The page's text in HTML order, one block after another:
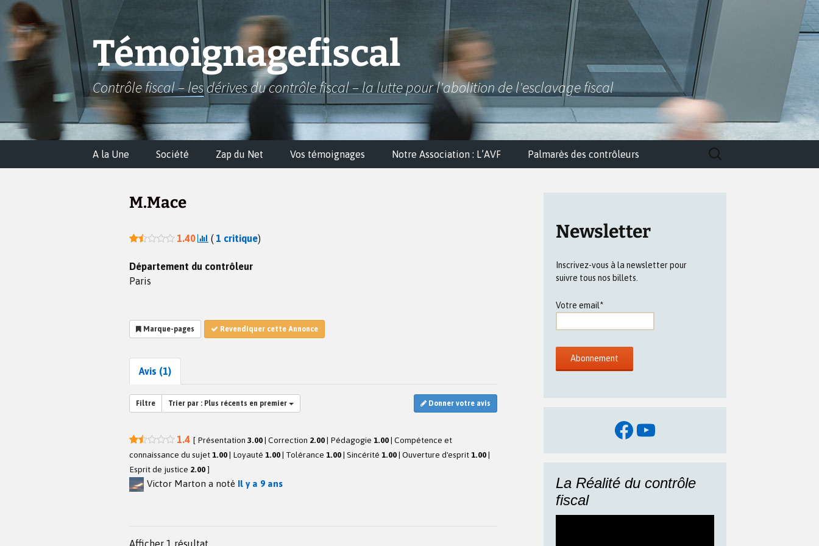
Aller
au
contenu
Témoignagefiscal
Contrôle fiscal – les dérives du contrôle fiscal – la lutte pour l'abolition de l'esclavage fiscal
A la Une Société Zap du Net Vos témoignages Notre Association : L’AVF Palmarès des contrôleurs
Rechercher :
M.Mace
1.40 ( 1 critique)
Département du contrôleur
Paris
Marque-pages Revendiquer cette Annonce
Avis (1)
Filtre Trier par : Plus récents en premier Donner votre avis
1.4 [ Présentation 3.00| Correction 2.00| Pédagogie 1.00| Compétence et
connaissance du sujet1.00| Loyauté 1.00| Tolérance 1.00| Sincérité 1.00| Ouverture d'esprit1.00|
Esprit de justice 2.00]
Victor Marton a noté Il y a 9 ans
Afficher 1 résultat
Newsletter
Inscrivez-vous à la newsletter pour
suivre tous nos billets.
Votre email*
Facebook
YouTube
La Réalité du contrôle
fiscal